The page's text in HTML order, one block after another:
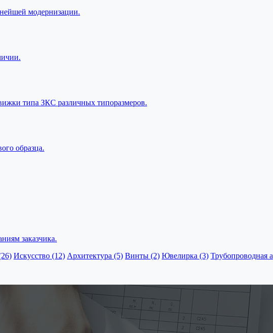
модернизации.
типа ЗКС различных типоразмеров.
образца.
заказчика.
Искусство (12) Архитектура (5) Винты (2) Ювелирка (3) Трубопроводная